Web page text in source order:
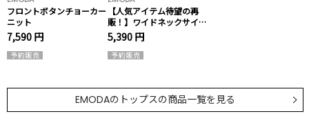
フロントボタンチョーカー
ニット
7,590 円
【人気アイテム待望の再
販！】ワイドネックサイド
ストリングトップス
5,390 円
EMODAの トップスの商品一覧を見る